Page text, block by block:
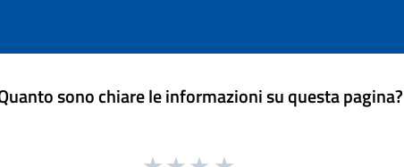
sono chiare le informazioni su questa pagina?